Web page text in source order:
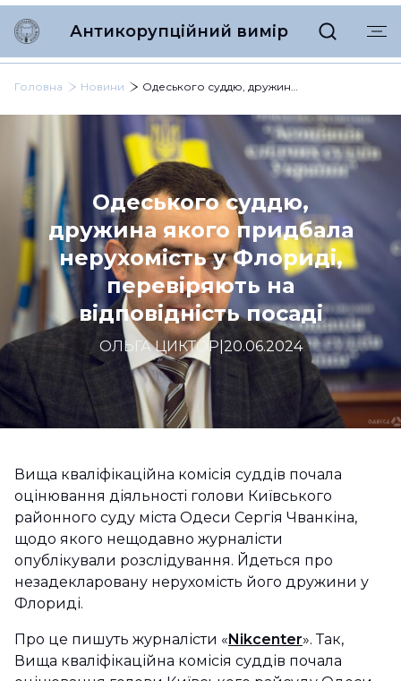
Антикорупційний вимір
Головна Новини Одеського суддю, дружина якого придбала нерухомість у Флориді, перевіряють на відповідність посаді
Одеського суддю,
дружина якого придбала
нерухомість у Флориді,
перевіряють на
відповідність посаді
ОЛЬГА ЦИКТОР 20.06.2024
Вища кваліфікаційна комісія суддів почала
оцінювання діяльності голови Київського
районного суду міста Одеси Сергія Чванкіна,
щодо якого нещодавно журналісти
опублікували розслідування. Йдеться про
незадекларовану нерухомість його дружини у
Флориді.
Про це пишуть журналісти «Nikcenter». Так,
Вища кваліфікаційна комісія суддів почала